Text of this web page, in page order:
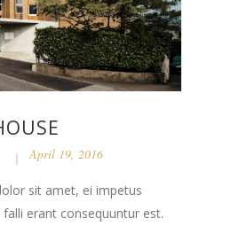
April 19, 2016
sit amet, ei impetus
falli erant consequuntur est.